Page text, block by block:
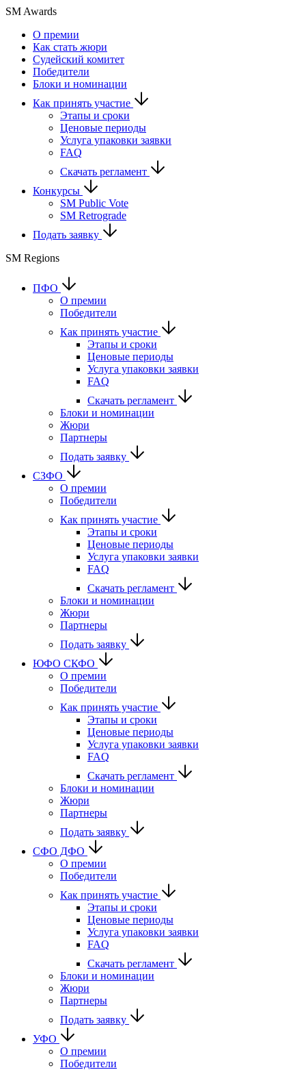
SM Awards
О премии
Как стать жюри
Судейский комитет
Победители
Блоки и номинации
Как принять участие
Этапы и сроки
Ценовые периоды
Услуга упаковки заявки
FAQ
Скачать регламент
Конкурсы
SM Public Vote
SM Retrograde
Подать заявку
SM Regions
ПФО
О премии
Победители
Как принять участие
Этапы и сроки
Ценовые периоды
Услуга упаковки заявки
FAQ
Скачать регламент
Блоки и номинации
Жюри
Партнеры
Подать заявку
СЗФО
О премии
Победители
Как принять участие
Этапы и сроки
Ценовые периоды
Услуга упаковки заявки
FAQ
Скачать регламент
Блоки и номинации
Жюри
Партнеры
Подать заявку
ЮФО СКФО
О премии
Победители
Как принять участие
Этапы и сроки
Ценовые периоды
Услуга упаковки заявки
FAQ
Скачать регламент
Блоки и номинации
Жюри
Партнеры
Подать заявку
CФО ДФО
О премии
Победители
Как принять участие
Этапы и сроки
Ценовые периоды
Услуга упаковки заявки
FAQ
Скачать регламент
Блоки и номинации
Жюри
Партнеры
Подать заявку
УФО
О премии
Победители